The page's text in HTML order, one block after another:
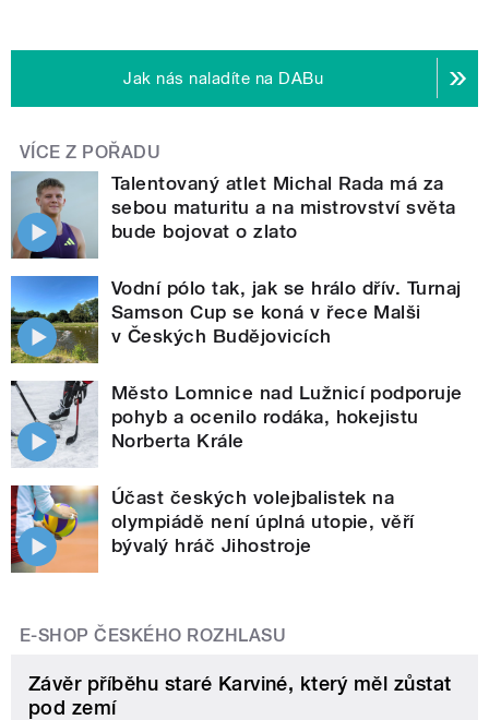
Jak nás naladíte na DABu
VÍCE Z POŘADU
Talentovaný atlet Michal Rada má za
sebou maturitu a na mistrovství světa
bude bojovat o zlato
Vodní pólo tak, jak se hrálo dřív. Turnaj
Samson Cup se koná v řece Malši
v Českých Budějovicích
Město Lomnice nad Lužnicí podporuje
pohyb a ocenilo rodáka, hokejistu
Norberta Krále
Účast českých volejbalistek na
olympiádě není úplná utopie, věří
bývalý hráč Jihostroje
E-SHOP ČESKÉHO ROZHLASU
Závěr příběhu staré Karviné, který měl zůstat
pod zemí